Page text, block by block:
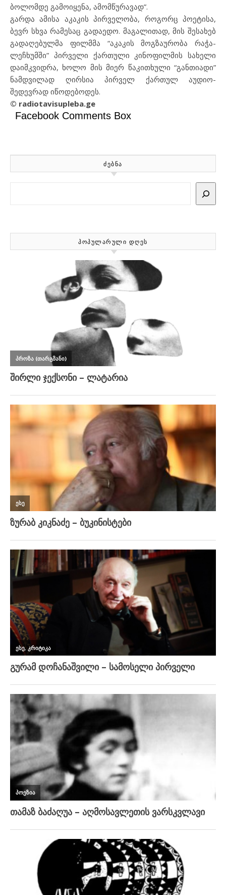
ბოლომდე გამოიყენა, ამომწურავად”.
გარდა ამისა აკაკის პირველობა, როგორც პოეტისა,
ბევრ სხვა რამესაც გადაედო. მაგალითად, მის შესახებ
გადაღებულმა ფილმმა “აკაკის მოგზაურობა რაჭა-
ლეჩხუმში” პირველი ქართული კინოფილმის სახელი
დაიმკვიდრა, ხოლო მის მიერ წაკითხული “განთიადი”
ნამდვილად ღირსია პირველ ქართულ აუდიო-
შედევრად იწოდებოდეს.
© radiotavisupleba.ge
Facebook Comments Box
ᲫᲔᲑᲜᲐ
ᲞᲝᲞᲣᲚᲐᲠᲣᲚᲘ ᲓᲦᲔᲡ